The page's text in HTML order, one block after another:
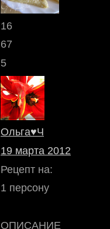
16
67
5
Ольга♥Ч
19 марта 2012
Рецепт на:
1 персону
ОПИСАНИЕ